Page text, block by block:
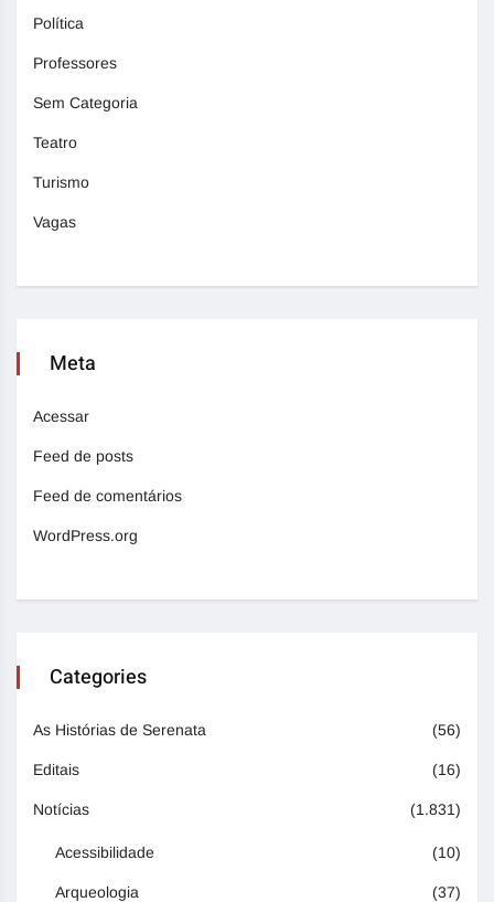
Política
Professores
Sem Categoria
Teatro
Turismo
Vagas
Meta
Acessar
Feed de posts
Feed de comentários
WordPress.org
Categories
As Histórias de Serenata (56)
Editais (16)
Notícias (1.831)
Acessibilidade (10)
Arqueologia (37)